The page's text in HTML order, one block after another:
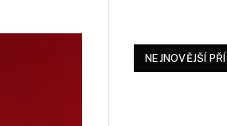
NEJNOVĚJŠÍ